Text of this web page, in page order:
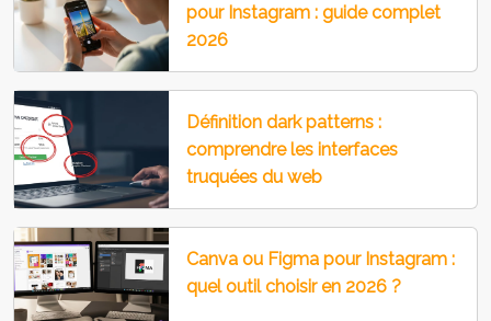
pour Instagram : guide complet
2026
Définition dark patterns :
comprendre les interfaces
truquées du web
Canva ou Figma pour Instagram :
quel outil choisir en 2026 ?